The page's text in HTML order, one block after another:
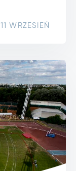
11 WRZESIEŃ